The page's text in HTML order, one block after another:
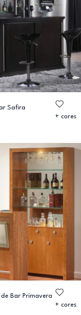
Safira
+ cores
Bar Primavera
+ cores